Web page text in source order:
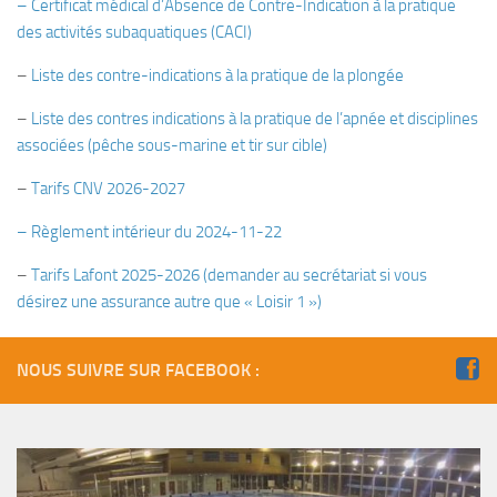
Plouf
ECOLE DE PLONGEE
Jeune plongeur
Plongeur N1
Initiateur
Responsables
– Certificat médical d’Absence de Contre-Indication à la pratique
des activités subaquatiques (CACI)
– Liste des contre-indications à la pratique de la plongée
– Liste des contres indications à la pratique de l’apnée et disciplines
associées (pêche sous-marine et tir sur cible)
– Tarifs CNV 2026-2027
– Règlement intérieur du 2024-11-22
– Tarifs Lafont 2025-2026(demander au secrétariat si vous
désirez une assurance autre que « Loisir 1 »)
NOUS SUIVRE SUR FACEBOOK :